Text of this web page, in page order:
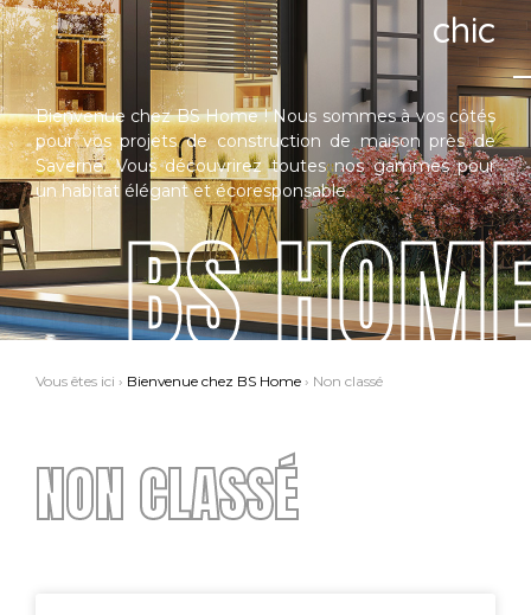
chic
Bienvenue chez BS Home ! Nous sommes à vos côtés
pour vos projets de construction de maison près de
Saverne. Vous découvrirez toutes nos gammes pour
un habitat élégant et écoresponsable.
BS
Vous êtes ici › Bienvenue chez BS Home › Non classé
NON CLASSÉ